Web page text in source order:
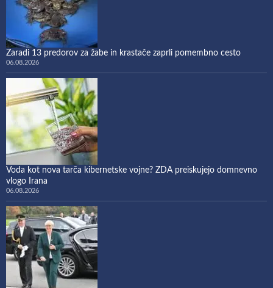
Zaradi 13 predorov za žabe in krastače zaprli pomembno cesto
06.08.2026
Voda kot nova tarča kibernetske vojne? ZDA preiskujejo domnevno
vlogo Irana
06.08.2026